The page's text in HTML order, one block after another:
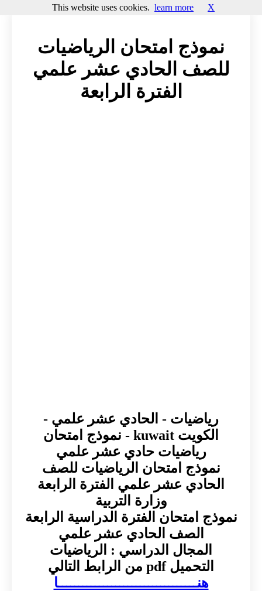
نموذج امتحان الرياضيات
للصف الحادي عشر علمي
الفترة الرابعة
رياضيات - الحادي عشر علمي -
الكويت kuwait - نموذج امتحان
رياضيات حادي عشر علمي
نموذج امتحان الرياضيات للصف
الحادي عشر علمي الفترة الرابعة
وزارة التربية
نموذج امتحان الفترة الدراسية الرابعة
الصف الحادي عشر علمي
المجال الدراسي : الرياضيات
التحميل pdf من الرابط التالي
هنــــــــــــــــــــــــــــــــــا
This website uses cookies. learn more X